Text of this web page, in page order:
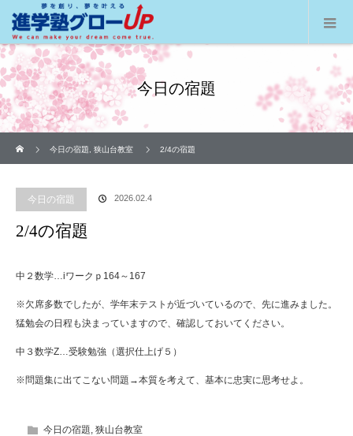
今日の宿題
今日の宿題
狭山台教室 2/4の宿題
今日の宿題 2026.02.4
2/4の宿題
中２数学…iワークｐ164～167
※欠席多数でしたが、学年末テストが近づいているので、先に進みました。
猛勉会の日程も決まっていますので、確認しておいてください。
中３数学Z…受験勉強（選択仕上げ５）
※問題集に出てこない問題→本質を考えて、基本に忠実に思考せよ。
今日の宿題, 狭山台教室